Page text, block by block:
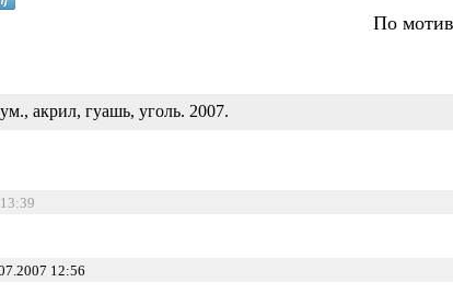
По
акрил, гуашь, уголь. 2007.
12:56